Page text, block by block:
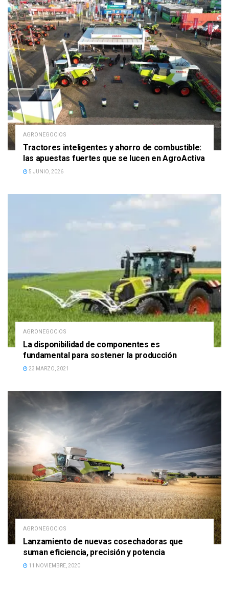
AGRONEGOCIOS
Tractores inteligentes y ahorro de combustible:
las apuestas fuertes que se lucen en AgroActiva
5 JUNIO, 2026
AGRONEGOCIOS
La disponibilidad de componentes es
fundamental para sostener la producción
23 MARZO, 2021
AGRONEGOCIOS
Lanzamiento de nuevas cosechadoras que
suman eficiencia, precisión y potencia
11 NOVIEMBRE, 2020